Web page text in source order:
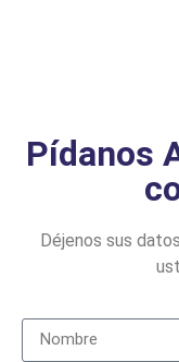
Pídanos
Déjenos sus